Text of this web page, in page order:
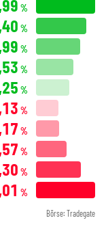
%
%
%
%
%
%
%
%
%
%
Börse: Tradegate